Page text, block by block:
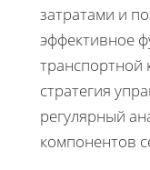
затратами и
эффективное
транспортной
стратегия
регулярный
компонентов